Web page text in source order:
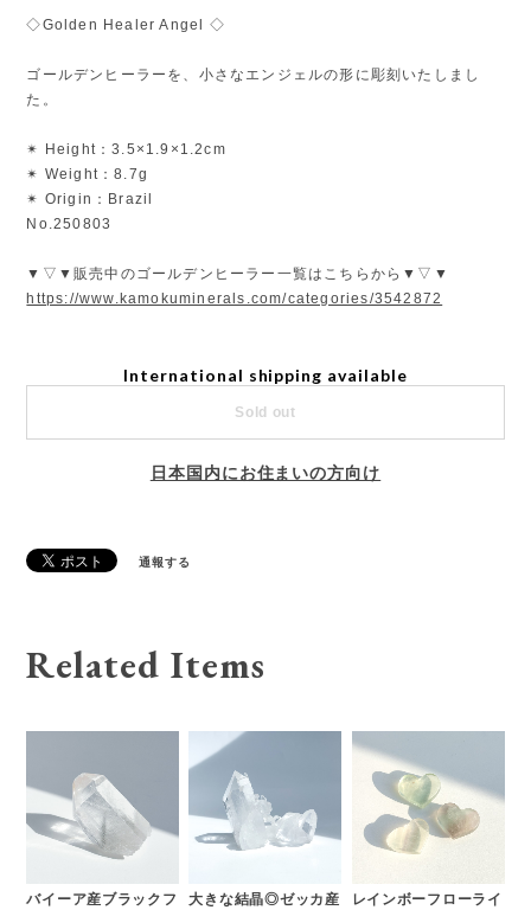
◇Golden Healer Angel ◇
ゴールデンヒーラーを、小さなエンジェルの形に彫刻いたしまし
た。
✴︎ Height：3.5×1.9×1.2cm
✴︎ Weight：8.7g
✴︎ Origin：Brazil
No.250803
▼▽▼販売中のゴールデンヒーラー一覧はこちらから▼▽▼
https://www.kamokuminerals.com/categories/3542872
International shipping available
Sold out
日本国内にお住まいの方向け
通報する
Related Items
バイーア産ブラックフ
大きな結晶◎ゼッカ産
レインボーフローライ